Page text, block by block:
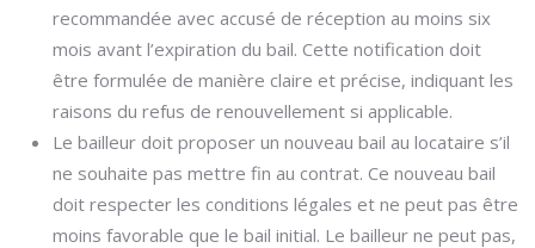
recommandée avec accusé de réception au moins six
mois avant l’expiration du bail. Cette notification doit
être formulée de manière claire et précise, indiquant les
raisons du refus de renouvellement si applicable.
Le bailleur doit proposer un nouveau bail au locataire s’il
ne souhaite pas mettre fin au contrat. Ce nouveau bail
doit respecter les conditions légales et ne peut pas être
moins favorable que le bail initial. Le bailleur ne peut pas,